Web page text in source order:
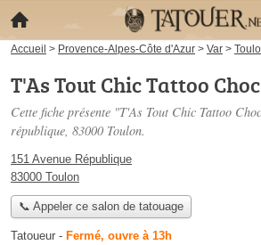
Accueil > Provence-Alpes-Côte d'Azur > Var >
T'As Tout Chic Tattoo Choc
Cette fiche présente "T'As Tout Chic Tattoo
république, 83000 Toulon.
151 Avenue République
83000 Toulon
📞 Appeler ce salon de tatouage
Tatoueur - Fermé, ouvre à 13h